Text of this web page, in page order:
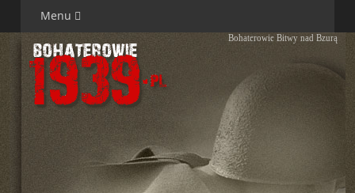
Menu
Bohaterowie Bitwy nad Bzurą